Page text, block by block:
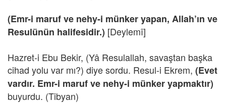
(Emr-i maruf ve nehy-i münker yapan, Allah’ın ve
Resulünün halifesidir.) [Deylemî]
Hazret-i Ebu Bekir, (Yâ Resulallah, savaştan başka
cihad yolu var mı?) diye sordu. Resul-i Ekrem, (Evet
vardır. Emr-i maruf ve nehy-i münker yapmaktır)
buyurdu. (Tibyan)